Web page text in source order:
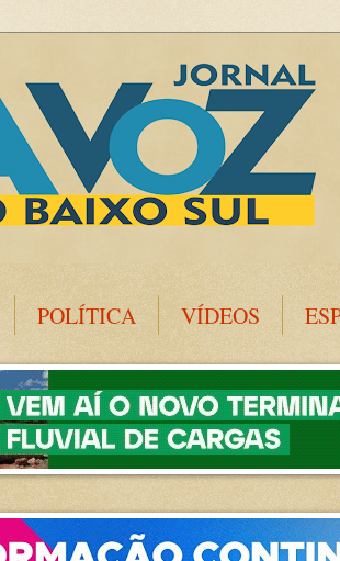
POLÍTICA VÍDEOS